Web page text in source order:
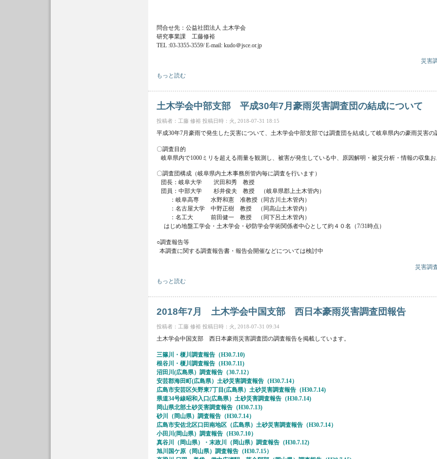
問合せ先：公益社団法人 土木学会
研究事業課 工藤修裕
TEL :03-3355-3559/ E-mail: kudo＠jsce.or.jp
災害
2018年07月西日本豪雨災害調査団報告会の開催 について
もっと読む
土木学会中部支部 平成30年7月豪雨災害調査団の結成について
投稿者： 工藤 修裕 投稿日時：火, 2018-07-31 18:15
平成30年7月豪雨で発生した災害について、土木学会中部支部では調査団を結成して岐阜県内の豪雨災害
〇調査目的
岐阜県内で1000ミリを超える雨量を観測し、被害が発生している中、原因解明・被災分析・情報の収集
〇調査団構成（岐阜県内土木事務所管内毎に調査を行います）
団長：岐阜大学 沢田和秀 教授
団員：中部大学 杉井俊夫 教授 （岐阜県郡上土木管内）
：岐阜高専 水野和憲 准教授（同古川土木管内）
：名古屋大学 中野正樹 教授 （同高山土木管内）
：名工大 前田健一 教授 （同下呂土木管内）
はじめ地盤工学会・土木学会・砂防学会学術関係者中心として約４０名（7/31時点）
○調査報告等
本調査に関する調査報告書・報告会開催などについては検討中
災害調
土木学会中部支部 平成30年7月豪雨災害調査団の結成について について
もっと読む
2018年7月 土木学会中国支部 西日本豪雨災害調査団報告
投稿者： 工藤 修裕 投稿日時：火, 2018-07-31 09:34
土木学会中国支部 西日本豪雨災害調査団の調査報告を掲載しています。
三篠川・榎川調査報告（H30.7.10)
根谷川・榎川調査報告（H30.7.11)
沼田川(広島県）調査報告（30.7.12）
安芸郡海田町(広島県）土砂災害調査報告（H30.7.14）
広島市安芸区矢野東7丁目(広島県）土砂災害調査報告（H30.7.14)
県道34号線昭和入口(広島県）土砂災害調査報告（H30.7.14)
岡山県北部土砂災害調査報告（H30.7.13)
砂川（岡山県）調査報告（H30.7.14）
広島市安佐北区口田南地区（広島県）土砂災害調査報告（H30.7.14）
小田川(岡山県）調査報告（H30.7.10）
真谷川（岡山県）・末政川（岡山県）調査報告（H30.7.12)
旭川国ケ原（岡山県）調査報告（H30.7.15）